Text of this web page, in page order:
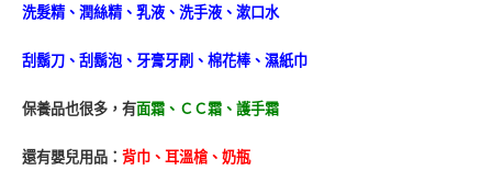
洗髮精、潤絲精、乳液、洗手液、漱口水
刮鬍刀、刮鬍泡、牙膏牙刷、棉花棒、濕紙巾
保養品也很多，有面霜、ＣＣ霜、護手霜
還有嬰兒用品 ： 背巾、耳溫槍、奶瓶